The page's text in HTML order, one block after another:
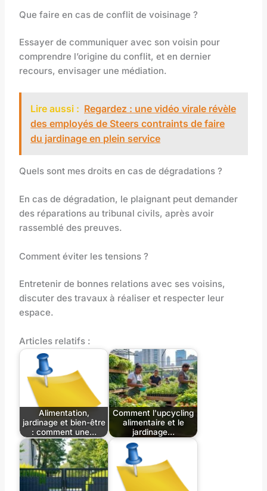
Que faire en cas de conflit de voisinage ?
Essayer de communiquer avec son voisin pour
comprendre l’origine du conflit, et en dernier
recours, envisager une médiation.
Lire aussi : Regardez : une vidéo virale révèle
des employés de Steers contraints de faire
du jardinage en plein service
Quels sont mes droits en cas de dégradations ?
En cas de dégradation, le plaignant peut demander
des réparations au tribunal civils, après avoir
rassemblé des preuves.
Comment éviter les tensions ?
Entretenir de bonnes relations avec ses voisins,
discuter des travaux à réaliser et respecter leur
espace.
Articles relatifs :
Alimentation,
jardinage et bien-être
: comment une…
Comment l'upcycling
alimentaire et le
jardinage…